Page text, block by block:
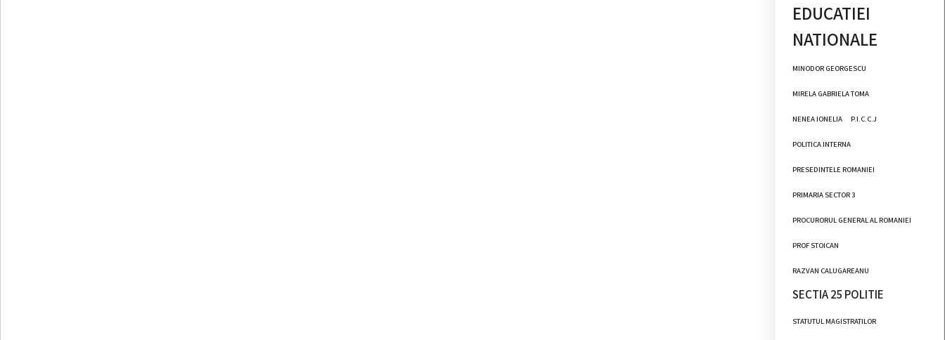
EDUCATIEI
NATIONALE
MINODOR GEORGESCU
MIRELA GABRIELA TOMA
NENEA IONELIA P.I.C.C.J
POLITICA INTERNA
PRESEDINTELE ROMANIEI
PRIMARIA SECTOR 3
PROCURORUL GENERAL AL ROMANIEI
PROF STOICAN
RAZVAN CALUGAREANU
SECTIA 25 POLITIE
STATUTUL MAGISTRATILOR